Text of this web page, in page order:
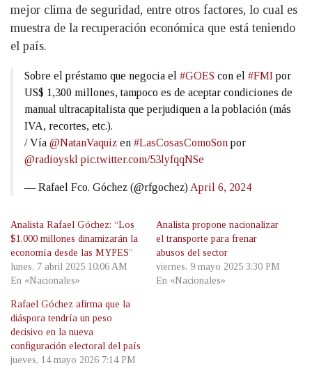
mejor clima de seguridad, entre otros factores, lo cual es
muestra de la recuperación económica que está teniendo
el país.
Sobre el préstamo que negocia el #GOES con el #FMI por
US$ 1,300 millones, tampoco es de aceptar condiciones de
manual ultracapitalista que perjudiquen a la población (más
IVA, recortes, etc.).
/ Vía @NatanVaquiz en #LasCosasComoSon por
@radioyskl pic.twitter.com/53lyfqqNSe
— Rafael Fco. Góchez (@rfgochez) April 6, 2024
Analista Rafael Góchez: “Los
$1,000 millones dinamizarán la
economía desde las MYPES”
lunes, 7 abril 2025 10:06 AM
En «Nacionales»
Analista propone nacionalizar
el transporte para frenar
abusos del sector
viernes, 9 mayo 2025 3:30 PM
En «Nacionales»
Rafael Góchez afirma que la
diáspora tendría un peso
decisivo en la nueva
configuración electoral del país
jueves, 14 mayo 2026 7:14 PM